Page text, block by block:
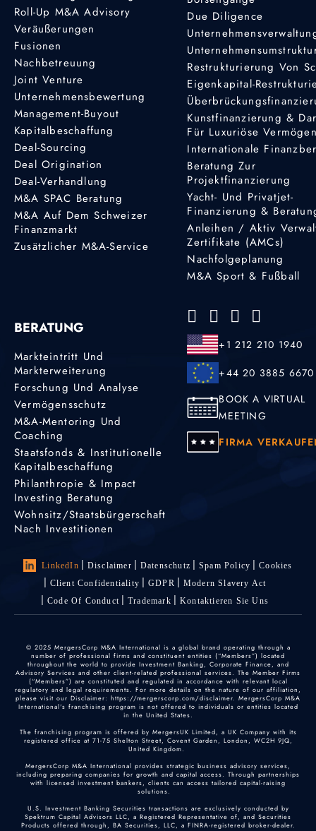
Roll-Up M&A Advisory
Veräußerungen
Fusionen
Nachbetreuung
Joint Venture
Unternehmensbewertung
Management-Buyout
Kapitalbeschaffung
Deal-Sourcing
Deal Origination
Deal-Verhandlung
M&A SPAC Beratung
M&A Auf Dem Schweizer
Finanzmarkt
Zusätzlicher M&A-Service
Due Diligence
Restrukturierung Von
Eigenkapital-
Kunstfinanzierung &
Für Luxuriöse
Internationale
Beratung Zur
Projektfinanzierung
Yacht- Und Privatjet-
Finanzierung &
Anleihen / Aktiv
Zertifikate (AMCs)
Nachfolgeplanung
M&A Sport & Fußball
BERATUNG
Markteintritt Und
Markterweiterung
Forschung Und Analyse
Vermögensschutz
M&A-Mentoring Und
Coaching
Staatsfonds & Institutionelle
Kapitalbeschaffung
Philanthropie & Impact
Investing Beratung
Wohnsitz/Staatsbürgerschaft
Nach Investitionen
+1 212 210 1940
+44 20 3885 6670
BOOK A VIRTUAL
MEETING
FIRMA
LinkedIn Disclaimer Datenschutz Spam Policy
Cookies
Client Confidentiality
GDPR
Modern Slavery Act
Code Of Conduct
Trademark Kontaktieren Sie Uns
© 2025 MergersCorp M&A International is a global brand operating through a
number of professional firms and constituent entities (“Members”) located
throughout the world to provide Investment Banking, Corporate Finance, and
Advisory Services and other client-related professional services. The Member Firms
(“Members”) are constituted and regulated in accordance with relevant local
regulatory and legal requirements. For more details on the nature of our affiliation,
please visit our Disclaimer: https://mergerscorp.com/disclaimer. MergersCorp M&A
International's franchising program is not offered to individuals or entities located
in the United States.
The franchising program is offered by MergersUK Limited, a UK Company with its
registered office at 71-75 Shelton Street, Covent Garden, London, WC2H 9JQ,
United Kingdom.
MergersCorp M&A International provides strategic business advisory services,
including preparing companies for growth and capital access. Through partnerships
with licensed investment bankers, clients can access tailored capital-raising
solutions.
U.S. Investment Banking Securities transactions are exclusively conducted by
Spektrum Capital Advisors LLC, a Registered Representative of, and Securities
Products offered through, BA Securities, LLC, a FINRA-registered broker-dealer.